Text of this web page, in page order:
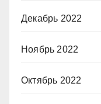
Декабрь 2022
Ноябрь 2022
Октябрь 2022